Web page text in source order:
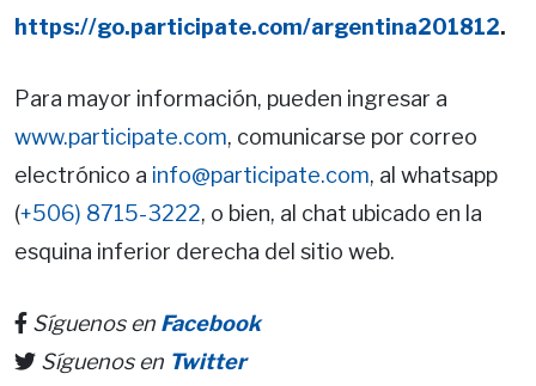
https://go.participate.com/argentina201812.
Para mayor información, pueden ingresar a
www.participate.com, comunicarse por correo
electrónico a info@participate.com, al whatsapp
(+506) 8715-3222, o bien, al chat ubicado en la
esquina inferior derecha del sitio web.
Síguenos en Facebook
Síguenos en Twitter